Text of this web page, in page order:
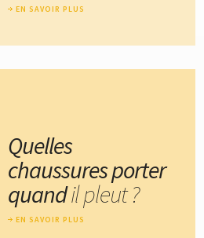
EN SAVOIR PLUS
Quelles
chaussures porter
quandil pleut ?
EN SAVOIR PLUS